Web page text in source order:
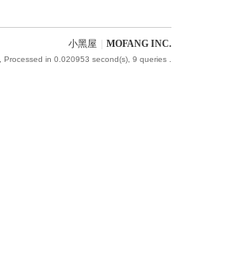
小黑屋 MOFANG INC.
, Processed in 0.020953 second(s), 9 queries .